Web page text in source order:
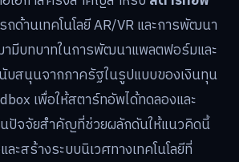
ด้านเทคโนโลยี AR/VR และการพัฒนา
ามีบทบาทในการพัฒนาแพลตฟอร์มและ
บสนุนจากภาครัฐในรูปแบบของเงินทุน
เพื่อให้สตาร์ทอัพได้ทดลองและ
ปัจจัยสำคัญที่ช่วยผลักดันให้แนวคิดนี้
ะสร้างระบบนิเวศทางเทคโนโลยีที่